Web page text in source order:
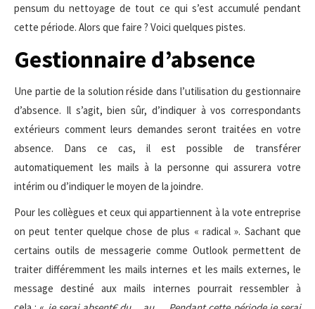
pensum du nettoyage de tout ce qui s’est accumulé pendant
cette période. Alors que faire ? Voici quelques pistes.
Gestionnaire d’absence
Une partie de la solution réside dans l’utilisation du gestionnaire
d’absence. Il s’agit, bien sûr, d’indiquer à vos correspondants
extérieurs comment leurs demandes seront traitées en votre
absence. Dans ce cas, il est possible de transférer
automatiquement les mails à la personne qui assurera votre
intérim ou d’indiquer le moyen de la joindre.
Pour les collègues et ceux qui appartiennent à la vote entreprise
on peut tenter quelque chose de plus « radical ». Sachant que
certains outils de messagerie comme Outlook permettent de
traiter différemment les mails internes et les mails externes, le
message destiné aux mails internes pourrait ressembler à